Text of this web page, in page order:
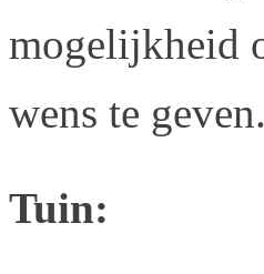
mogelijkheid
wens te geven.
Tuin: